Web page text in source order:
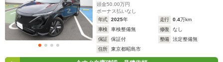
頭金50.00万円
ボーナス払いなし
年式
2025年 走行 0.4万km
車検
車検整備無 修復
なし
保証
保証付 整備
法定整備無
住所
東京都昭島市